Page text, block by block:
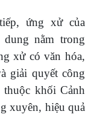
ứng xử của
nằm trong
xử có văn hóa,
giải quyết công
thuộc khối Cảnh
xuyên, hiệu quả